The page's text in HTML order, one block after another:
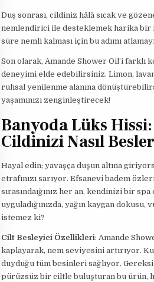
Duş sonrası, cildiniz hâlâ sıcak ve
nemlendirici ile desteklemek harika bir
süre nemli kalması için bu adımı
Son olarak, Amande Shower Oil’i
deneyimi elde edebilirsiniz. Limon,
ruhsal yenilenme alanına
yaşamınızı zenginleştirecek!
Banyoda Lüks
Cildinizi Nasıl
Hayal edin; yavaşça duşun altına
etrafınızı sarıyor. Efsanevi badem
sırasındaığınız her an, kendinizi bir
uyguladığınızda, yağın kaygan
istemez ki?
Cilt Besleyici Özellikleri: Amande
kaplayarak, nem seviyesini artırıyor.
duyduğu tüm besinleri sağlıyor.
pürüzsüz bir ciltle buluşturan bu ürün,